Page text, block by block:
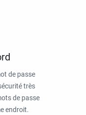
de passe
très
de passe
endroit.